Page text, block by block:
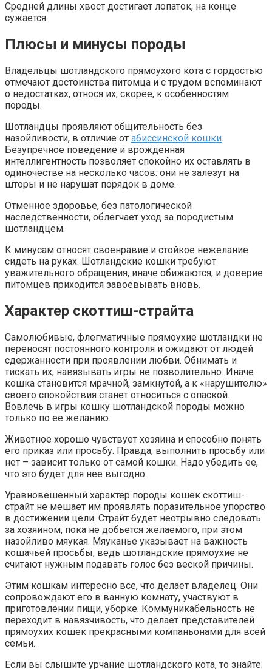
Средней длины хвост достигает лопаток, на конце
сужается.
Плюсы и минусы породы
Владельцы шотландского прямоухого кота с гордостью
отмечают достоинства питомца и с трудом вспоминают
о недостатках, относя их, скорее, к особенностям
породы.
Шотландцы проявляют общительность без
назойливости, в отличие от абиссинской кошки.
Безупречное поведение и врожденная
интеллигентность позволяет спокойно их оставлять в
одиночестве на несколько часов: они не залезут на
шторы и не нарушат порядок в доме.
Отменное здоровье, без патологической
наследственности, облегчает уход за породистым
шотландцем.
К минусам относят своенравие и стойкое нежелание
сидеть на руках. Шотландские кошки требуют
уважительного обращения, иначе обижаются, и доверие
питомцев приходится завоевывать вновь.
Характер скоттиш-страйта
Самолюбивые, флегматичные прямоухие шотландки не
переносят постоянного контроля и ожидают от людей
сдержанности при проявлении любви. Обнимать и
тискать их, навязывать игры не позволительно. Иначе
кошка становится мрачной, замкнутой, а к «нарушителю»
своего спокойствия станет относиться с опаской.
Вовлечь в игры кошку шотландской породы можно
только по ее желанию.
Животное хорошо чувствует хозяина и способно понять
его приказ или просьбу. Правда, выполнить просьбу или
нет – зависит только от самой кошки. Надо убедить ее,
что это будет для нее выгодно.
Уравновешенный характер породы кошек скоттиш-
страйт не мешает им проявлять поразительное упорство
в достижении цели. Страйт будет неотрывно следовать
за хозяином, пока не добьется желаемого, при этом
назойливо мяукая. Мяуканье указывает на важность
кошачьей просьбы, ведь шотландские прямоухие не
считают нужным подавать голос без веской причины.
Этим кошкам интересно все, что делает владелец. Они
сопровождают его в ванную комнату, участвуют в
приготовлении пищи, уборке. Коммуникабельность не
переходит в навязчивость, что делает представителей
прямоухих кошек прекрасными компаньонами для всей
семьи.
Если вы слышите урчание шотландского кота, то знайте: